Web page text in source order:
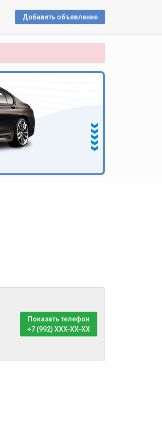
Добавить объявлениe
Показать телефон
+7 (992) XXX-XX-XX